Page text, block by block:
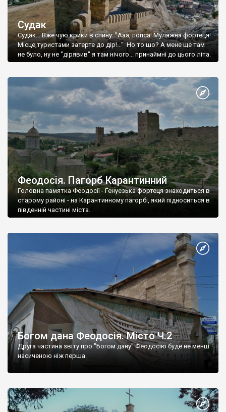
Судак
Судак... Вже чую крики в спину: "Ааа, попса! Муляжна фортеця!
Місце,туристами затерте до дір!..." Но то шо? А мене ще там
не було, ну не "дірявив" я там нічого... принаймні до цього літа.
Феодосія. Пагорб Карантинний
Головна памятка Феодосії - Генуезька фортеця знаходиться в
старому районі - на Карантинному пагорбі, який підноситься в
південній частині міста.
Богом дана Феодосія. Місто Ч.2
Друга частина звіту про "Богом дану" Феодосію буде не менш
насиченою ніж перша.